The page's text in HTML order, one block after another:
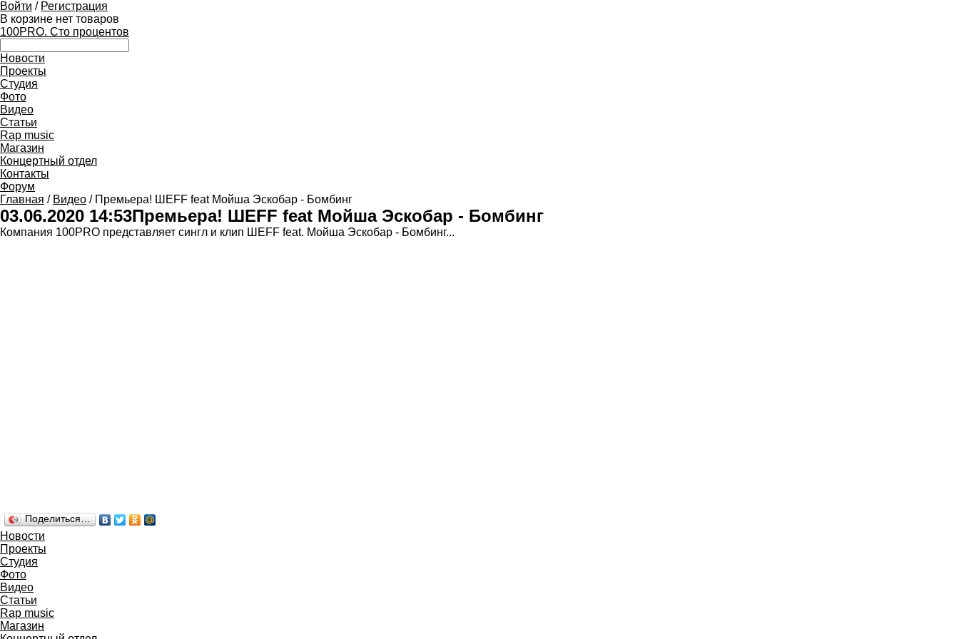
Войти / Регистрация
В корзине нет товаров
100PRO. Сто процентов
Новости
Проекты
Студия
Фото
Видео
Статьи
Rap music
Магазин
Концертный отдел
Контакты
Форум
Главная / Видео / Премьера! ШЕFF feat Мойша Эскобар - Бомбинг
03.06.2020 14:53Премьера! ШЕFF feat Мойша Эскобар - Бомбинг
Компания 100PRO представляет сингл и клип ШЕFF feat. Мойша Эскобар - Бомбинг...
Поделиться…
Новости
Проекты
Студия
Фото
Видео
Статьи
Rap music
Магазин